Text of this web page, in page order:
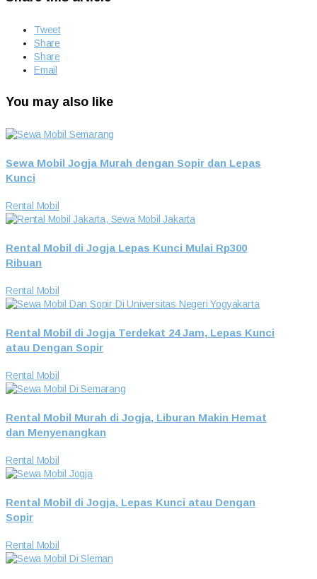
Tweet
Share
Share
Email
You may also like
Sewa Mobil Jogja Murah dengan Sopir dan Lepas
Kunci
Rental Mobil
Rental Mobil di Jogja Lepas Kunci Mulai Rp300
Ribuan
Rental Mobil
Rental Mobil di Jogja Terdekat 24 Jam, Lepas Kunci
atau Dengan Sopir
Rental Mobil
Rental Mobil Murah di Jogja, Liburan Makin Hemat
dan Menyenangkan
Rental Mobil
Rental Mobil di Jogja, Lepas Kunci atau Dengan
Sopir
Rental Mobil